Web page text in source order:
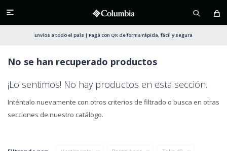

Envíos a todo el país | Pagá con QR de forma rápida, fácil y segura
No se han recuperado productos
¡Lo sentimos! No hay productos en esta sección.
Inténtalo nuevamente con otros criterios de filtrado o busca en otras
secciones de nuestro catálogo.